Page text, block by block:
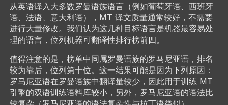
从英语译入大多数罗曼语族语言（例如葡萄牙语、西班牙
语、法语、意大利语），MT 译文质量通常较好，不需要
进行大量修改。我们认为这几种目标语言是机器最容易处
理的语言，位列机器可翻译性排行榜前四。
值得注意的是，榜单中同属罗曼语族的罗马尼亚语，排名
较为靠后，位列第十位。这一结果可能是因为下列原因：
罗马尼亚语在罗曼语族中翻译量较少，因此用于训练 MT
引擎的双语训练语料库较小，另外，罗马尼亚语的语法比